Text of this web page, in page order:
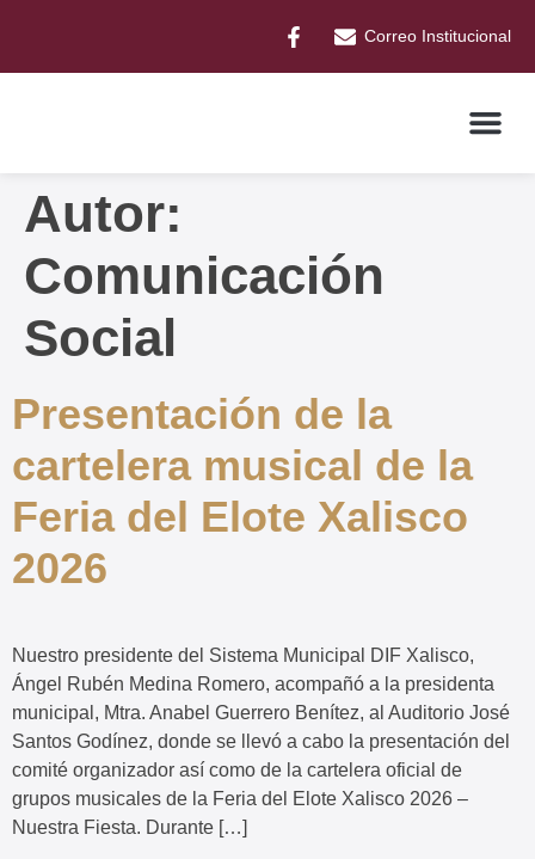
Correo Institucional
Autor:
Comunicación
Social
Presentación de la
cartelera musical de la
Feria del Elote Xalisco
2026
Nuestro presidente del Sistema Municipal DIF Xalisco,
Ángel Rubén Medina Romero, acompañó a la presidenta
municipal, Mtra. Anabel Guerrero Benítez, al Auditorio José
Santos Godínez, donde se llevó a cabo la presentación del
comité organizador así como de la cartelera oficial de
grupos musicales de la Feria del Elote Xalisco 2026 –
Nuestra Fiesta. Durante […]